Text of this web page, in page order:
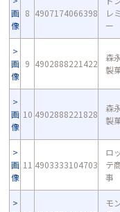
画
像
8 4907174066398
レミ
ー
画
像
9 4902888221422
森
製
画
像
10 4902888221828
森
製
画
像
11 4903333104703
ロッ
テ
事
モ